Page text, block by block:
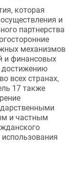
которая
и
партнерства
механизмов
и финансовых
достижению
всех странах,
17 также
и частным